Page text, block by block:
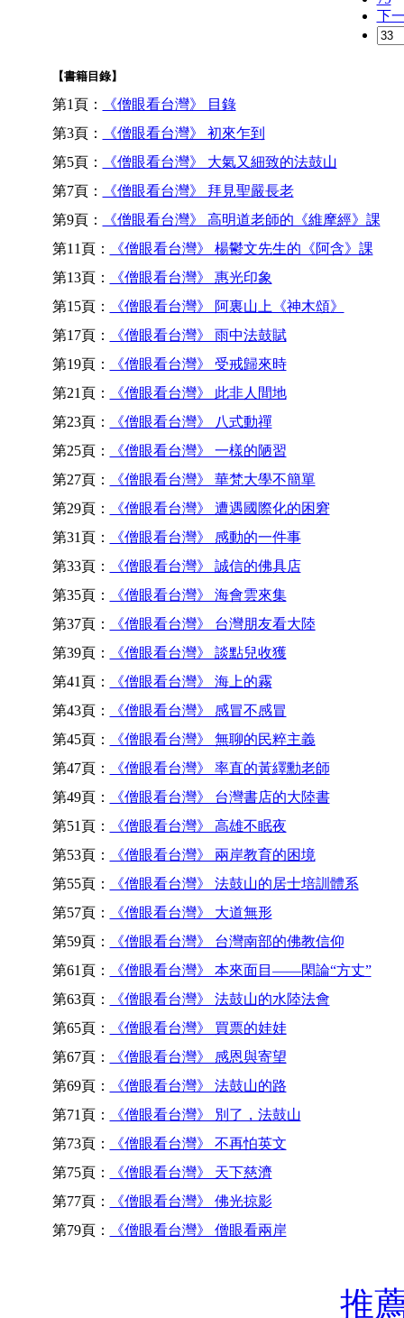
下
【書籍目錄】
第1頁：
《僧眼看台灣》 目錄
第3頁：
《僧眼看台灣》 初來乍到
第5頁：
《僧眼看台灣》 大氣又細致的法鼓山
第7頁：
《僧眼看台灣》 拜見聖嚴長老
第9頁：
《僧眼看台灣》 高明道老師的《維摩經》課
第11頁：
《僧眼看台灣》 楊鬱文先生的《阿含》課
第13頁：
《僧眼看台灣》 惠光印象
第15頁：
《僧眼看台灣》 阿裏山上《神木頌》
第17頁：
《僧眼看台灣》 雨中法鼓賦
第19頁：
《僧眼看台灣》 受戒歸來時
第21頁：
《僧眼看台灣》 此非人間地
第23頁：
《僧眼看台灣》 八式動禪
第25頁：
《僧眼看台灣》 一樣的陋習
第27頁：
《僧眼看台灣》 華梵大學不簡單
第29頁：
《僧眼看台灣》 遭遇國際化的困窘
第31頁：
《僧眼看台灣》 感動的一件事
第33頁：
《僧眼看台灣》 誠信的佛具店
第35頁：
《僧眼看台灣》 海會雲來集
第37頁：
《僧眼看台灣》 台灣朋友看大陸
第39頁：
《僧眼看台灣》 談點兒收獲
第41頁：
《僧眼看台灣》 海上的霧
第43頁：
《僧眼看台灣》 感冒不感冒
第45頁：
《僧眼看台灣》 無聊的民粹主義
第47頁：
《僧眼看台灣》 率直的黃繹勳老師
第49頁：
《僧眼看台灣》 台灣書店的大陸書
第51頁：
《僧眼看台灣》 高雄不眠夜
第53頁：
《僧眼看台灣》 兩岸教育的困境
第55頁：
《僧眼看台灣》 法鼓山的居士培訓體系
第57頁：
《僧眼看台灣》 大道無形
第59頁：
《僧眼看台灣》 台灣南部的佛教信仰
第61頁：
《僧眼看台灣》 本來面目——閑論“方丈”
第63頁：
《僧眼看台灣》 法鼓山的水陸法會
第65頁：
《僧眼看台灣》 買票的娃娃
第67頁：
《僧眼看台灣》 感恩與寄望
第69頁：
《僧眼看台灣》 法鼓山的路
第71頁：
《僧眼看台灣》 別了，法鼓山
第73頁：
《僧眼看台灣》 不再怕英文
第75頁：
《僧眼看台灣》 天下慈濟
第77頁：
《僧眼看台灣》 佛光掠影
第79頁：
《僧眼看台灣》 僧眼看兩岸
推